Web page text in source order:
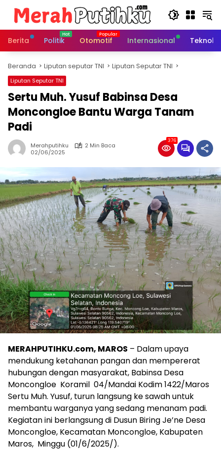
konten
Berita
Politik Otomotif Internasional
Beranda Liputan seputar TNI Liputan Seputar TNI
Liputan Seputar TNI
Sertu Muh. Yusuf Babinsa Desa
Moncongloe Bantu Warga Tanam
Padi
Merahputihku
2 Min Baca
02/06/2025
376
MERAHPUTIHKU.com, MAROS – Dalam upaya
mendukung ketahanan pangan dan mempererat
hubungan dengan masyarakat, Babinsa Desa
Moncongloe Koramil 04/Mandai Kodim 1422/Maros
Sertu Muh. Yusuf, turun langsung ke sawah untuk
membantu warganya yang sedang menanam padi.
Kegiatan ini berlangsung di Dusun Biring Je’ne Desa
Moncongloe, Kecamatan Moncongloe, Kabupaten
Maros, Minggu (01/6/2025/).